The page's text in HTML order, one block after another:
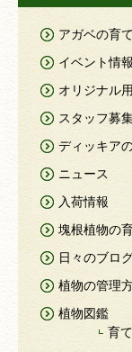
アガベの育
イベント情報
オリジナル
スタッフ募
ディッキア
ニュース
入荷情報
塊根植物の
日々のブロ
植物の管理
植物図鑑
育